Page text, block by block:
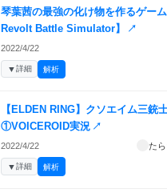
琴葉茜の最強の化け物を作るゲー
Revolt Battle Simulator】
↗
2022/4/22
▼詳細 解析
【ELDEN RING】クソエイム三銃
①VOICEROID実況 ↗
2022/4/22 たら
▼詳細 解析